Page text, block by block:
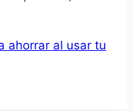
ahorrar al usar tu